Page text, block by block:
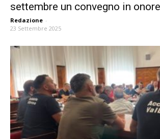
settembre un convegno in
Redazione -
23 Settembre 2025